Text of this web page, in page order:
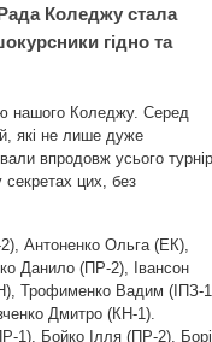
Коледжу стала
гідно та
нашого Коледжу. Серед
які не лише дуже
впродовж усього
секретах цих, без
Антоненко Ольга (ЕК),
Данило (ПР-2), Івансон
Трофименко Вадим (ІПЗ-
Дмитро (КН-1).
1), Бойко Ілля (ПР-2),